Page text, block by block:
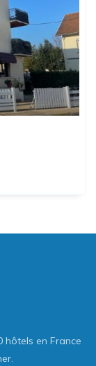
hôtels en France